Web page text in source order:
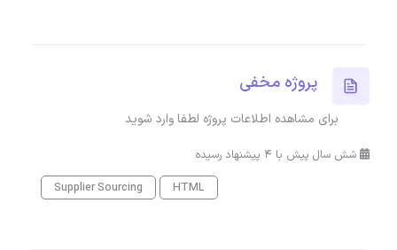
پروژه مخفی
برای مشاهده اطلاعات پروژه لطفا وارد شوید
شش سال پیش با 4 پیشنهاد رسیده
HTML
Supplier Sourcing